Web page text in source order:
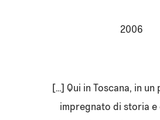
2006
[…] Qui in Toscana, in un
impregnato di storia e